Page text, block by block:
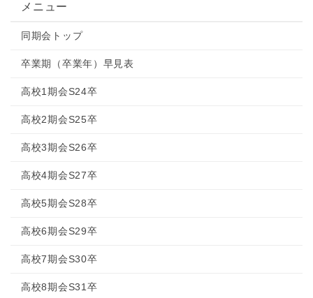
メニュー
同期会トップ
卒業期（卒業年）早見表
高校1期会S24卒
高校2期会S25卒
高校3期会S26卒
高校4期会S27卒
高校5期会S28卒
高校6期会S29卒
高校7期会S30卒
高校8期会S31卒